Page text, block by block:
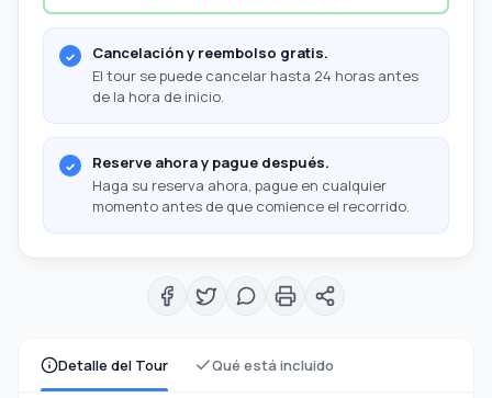
Detalle del Tour Qué está incluido
Cancelación y reembolso gratis.
El tour se puede cancelar hasta 24 horas antes
de la hora de inicio.
Reserve ahora y pague después.
Haga su reserva ahora, pague en cualquier
momento antes de que comience el recorrido.